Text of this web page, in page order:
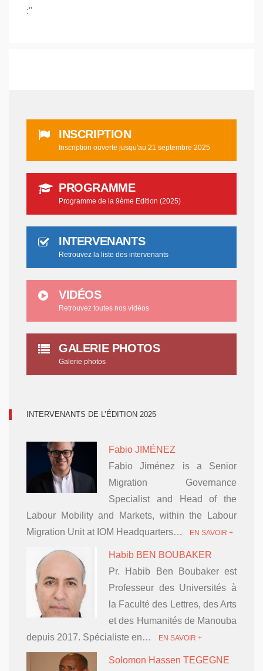
:"
INSCRIPTION
Inscription ouverte jusqu'au 21 septembre 2025
PROGRAMME
Programme de la 9ème Edition (2025)
INTERVENANTS
Retrouvez la liste des intervenants
VIDÉOS
Retrouvez toutes nos vidéos
GALERIE PHOTOS
Galerie photos
INTERVENANTS DE L’ÉDITION 2025
Fabio JIMÉNEZ
Fabio Jiménez is a Senior
Migration Governance
Specialist and Head of the
Labour Mobility and Markets, within the Labour
Migration Unit at IOM Headquarters…
EN SAVOIR +
Habib BEN BOUBAKER
Pr. Habib Ben Boubaker est
Professeur des Universités à
la Faculté des Lettres, des Arts
et des Humanités de Manouba
depuis 2017. Spécialiste en…
EN SAVOIR +
Solomon Hassen TEGEGNE